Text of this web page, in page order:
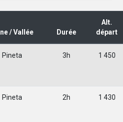
/ Vallée Durée
Alt.
départ
Pineta 3h 1 450
Pineta 2h 1 430